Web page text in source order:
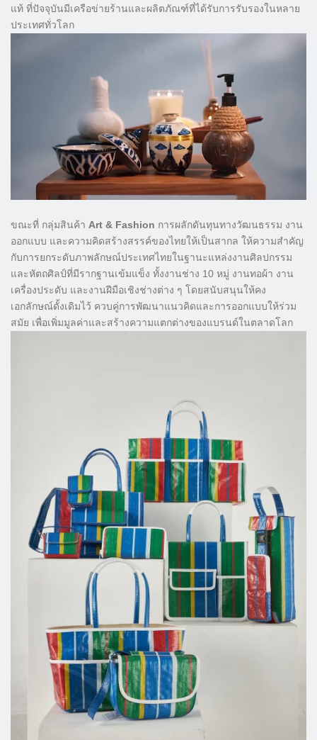
แท้ ที่ปัจจุบันมีเครือข่ายร้านและผลิตภัณฑ์ที่ได้รับการรับรองในหลาย
ประเทศทั่วโลก
ขณะที่ กลุ่มสินค้า Art & Fashion การผลักดันทุนทางวัฒนธรรม งาน
ออกแบบ และความคิดสร้างสรรค์ของไทยให้เป็นสากล ให้ความสำคัญ
กับการยกระดับภาพลักษณ์ประเทศไทยในฐานะแหล่งงานศิลปกรรม
และหัตถศิลป์ที่มีรากฐานเข้มแข็ง ทั้งงานช่าง 10 หมู่ งานทอผ้า งาน
เครื่องประดับ และงานฝีมือเชิงช่างต่าง ๆ โดยสนับสนุนให้คง
เอกลักษณ์ดั้งเดิมไว้ ควบคู่การพัฒนาแนวคิดและการออกแบบให้ร่วม
สมัย เพื่อเพิ่มมูลค่าและสร้างความแตกต่างของแบรนด์ในตลาดโลก